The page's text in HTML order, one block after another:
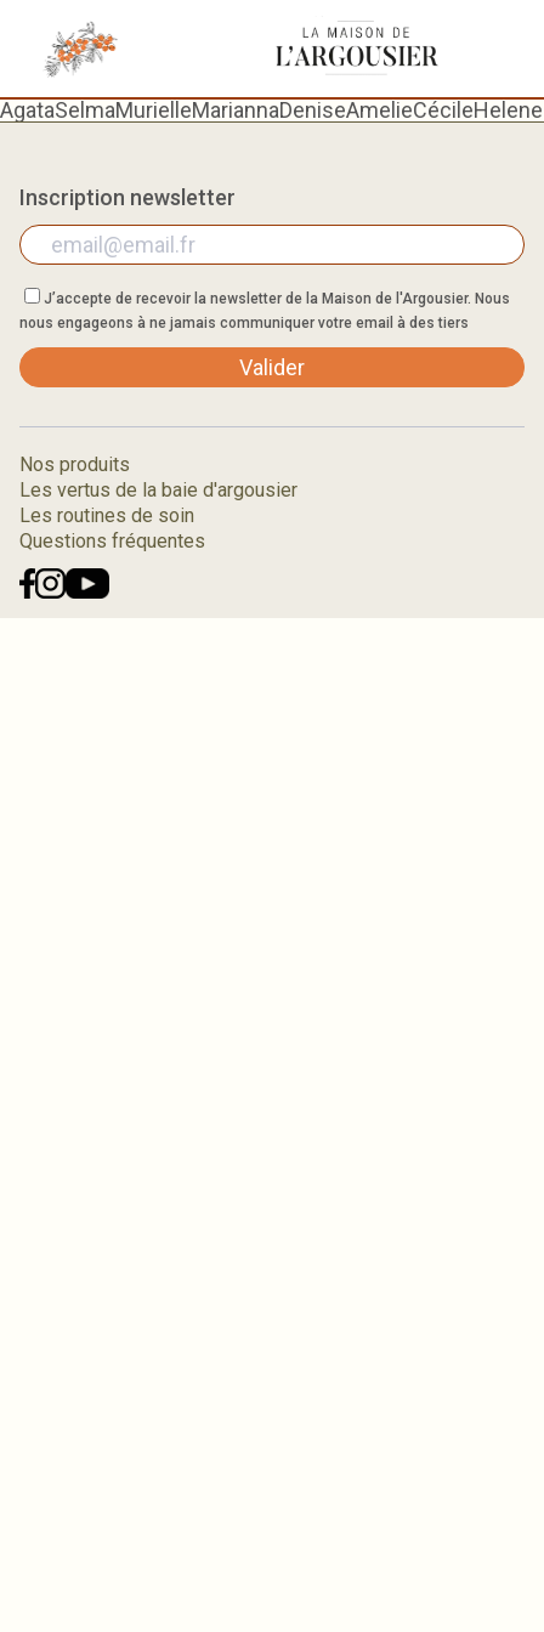
Nos produits
Les vertus de la baie d'argousier
Les routines de soin
Questions fréquentes
Inscription newsletter
J’accepte de recevoir la newsletter de la Maison de l'Argousier. Nous
nous engageons à ne jamais communiquer votre email à des tiers
Valider